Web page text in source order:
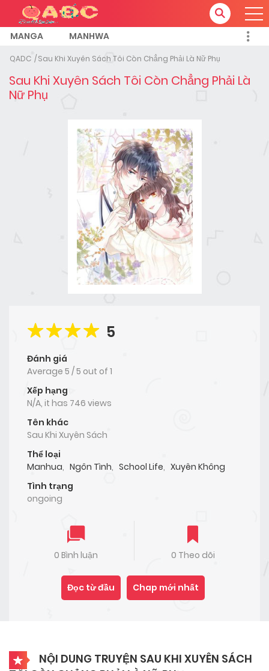
MANGA MANHWA
QADC Sau Khi Xuyên Sách Tôi Còn Chẳng Phải Là Nữ Phụ
Sau Khi Xuyên Sách Tôi Còn Chẳng Phải Là
Nữ Phụ
5
Đánh giá
Average 5 /5 out of 1
Xếp hạng
N/A, it has 746 views
Tên khác
Sau Khi Xuyên Sách
Thể loại
Manhua, Ngôn Tình, School Life, Xuyên Không
Tình trạng
ongoing
0 Bình luận 0 Theo dõi
Đọc từ đầu Chap mới nhất
NỘI DUNG TRUYỆN SAU KHI XUYÊN SÁCH